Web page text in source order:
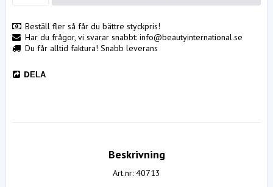
Beställ fler så får du bättre styckpris!
Har du frågor, vi svarar snabbt: info@beautyinternational.se
Du får alltid faktura! Snabb leverans
DELA
Beskrivning
Art.nr: 40713